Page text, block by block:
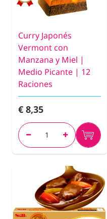
Curry Japonés
Vermont con
Manzana y Miel |
Medio Picante | 12
Raciones
€ 8,35